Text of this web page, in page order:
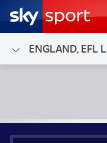
ENGLAND, EFL